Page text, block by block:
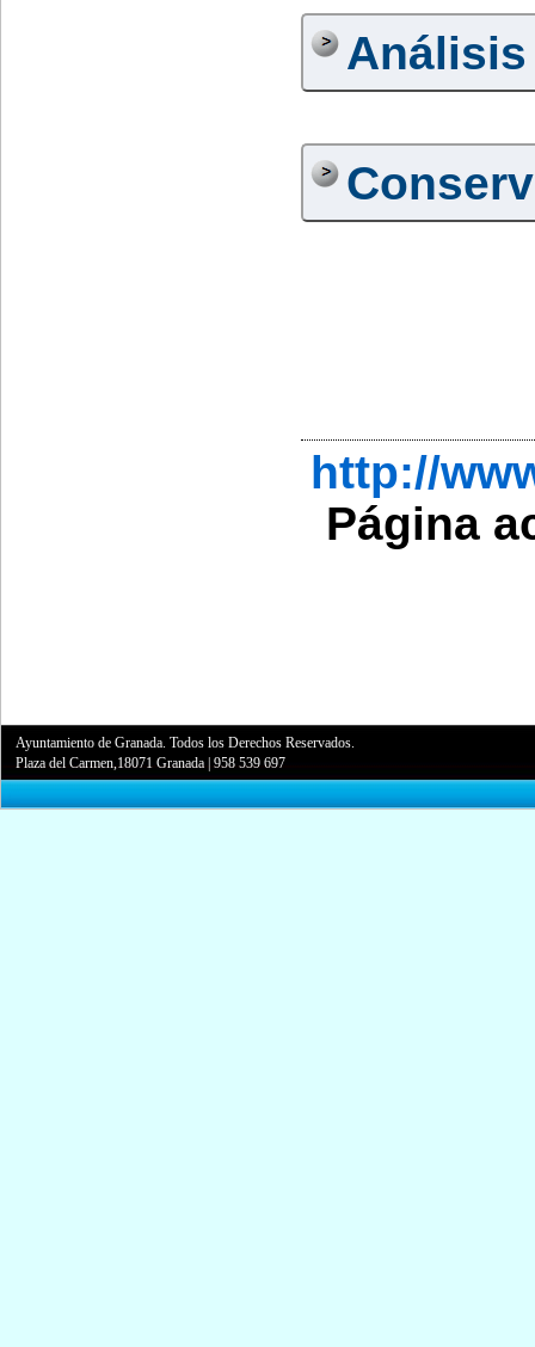
http://
Página
Ayuntamiento de Granada. Todos los Derechos Reservados.
Plaza del Carmen,18071 Granada |958 539 697